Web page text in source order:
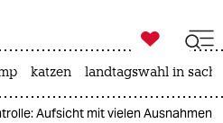
ich
ich

taz zahl ich
katzen landtagswahl in
Aufsicht mit vielen Ausnahmen